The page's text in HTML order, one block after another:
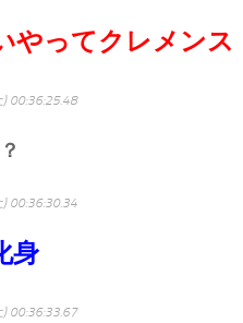
やってクレメンス
00:36:25.48
00:36:30.34
身
00:36:33.67